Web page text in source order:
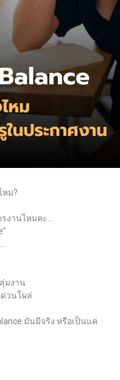
หม?
งานไหมคะ…
มงาน
ด่วนโผล่
มันมีจริง หรือเป็นแค่